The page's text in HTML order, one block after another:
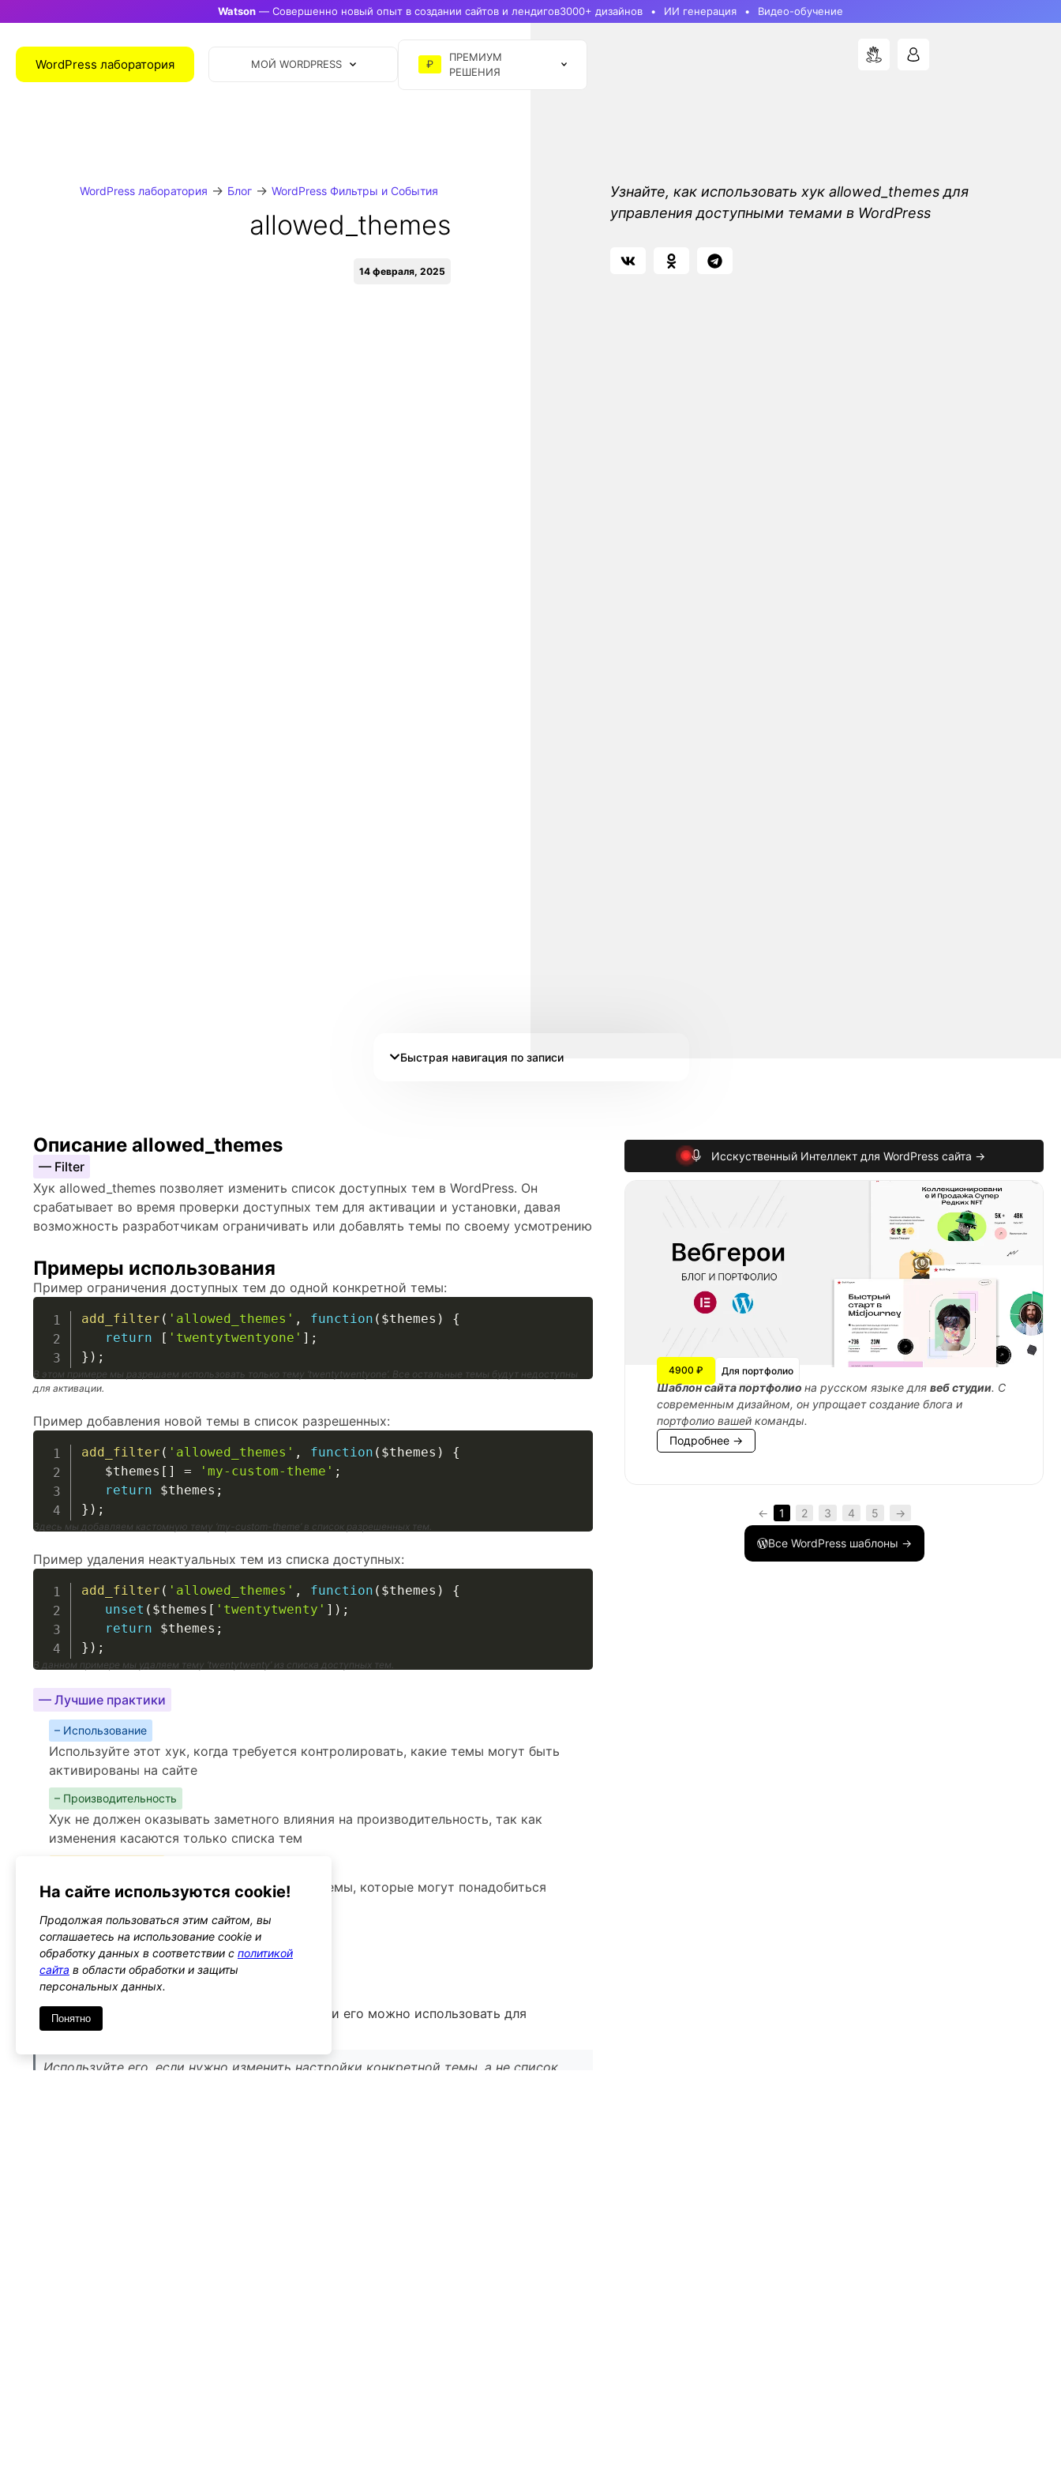
Watson — Совершенно новый опыт в создании сайтов и лендигов3000+ дизайнов ИИ генерация Видео-обучение
WordPress лаборатория МОЙ WORDPRESS ₽
ПРЕМИУМ
РЕШЕНИЯ
WordPress лаборатория → Блог→ WordPress Фильтры и События
allowed_themes
14 февраля, 2025
Узнайте, как использовать хук allowed_themes для
управления доступными темами в WordPress
Быстрая навигация по записи
Описание allowed_themes
— Filter
Хук allowed_themes позволяет изменить список доступных тем в WordPress. Он
срабатывает во время проверки доступных тем для активации и установки, давая
возможность разработчикам ограничивать или добавлять темы по своему усмотрению
Примеры использования
Пример ограничения доступных тем до одной конкретной темы:
add_filter ( 'allowed_themes' , function ( $themes )
{
return
[ 'twentytwentyone' ] ;
} ) ;
В этом примере мы разрешаем использовать только тему ‘twentytwentyone’. Все остальные темы будут недоступны
для активации.
Пример добавления новой темы в список разрешенных:
add_filter ( 'allowed_themes' , function ( $themes )
{
$themes [ ] = 'my-custom-theme' ;
return
$themes ;
} ) ;
Здесь мы добавляем кастомную тему ‘my-custom-theme’ в список разрешенных тем.
Пример удаления неактуальных тем из списка доступных:
add_filter ( 'allowed_themes' , function ( $themes )
{
unset ( $themes [ 'twentytwenty' ] ) ;
return
$themes ;
} ) ;
В данном примере мы удаляем тему ‘twentytwenty’ из списка доступных тем.
— Лучшие практики
– Использование
Используйте этот хук, когда требуется контролировать, какие темы могут быть
активированы на сайте
– Производительность
Хук не должен оказывать заметного влияния на производительность, так как
изменения касаются только списка тем
Следите за тем, чтобы не удалить важные темы, которые могут понадобиться
Альтернативы
theme_mods
Тип: filter
Этот хук позволяет сохранять настройки тем, и его можно использовать для
управления пользовательскими настройками
Используйте его, если нужно изменить настройки конкретной темы, а не список
Исскуственный Интеллект для WordPress сайта →
4900 ₽ Для портфолио
Шаблон сайта портфолиона русском языке длявеб студии. С
современным дизайном, он упрощает создание блога и
портфолио вашей команды.
Подробнее →
← 1 2 3 4 5 →
Все WordPress шаблоны →
На сайте используются cookie!
Продолжая пользоваться этим сайтом, вы
соглашаетесь на использование cookie и
обработку данных в соответствии с политикой
сайта в области обработки и защиты
персональных данных.
Понятно